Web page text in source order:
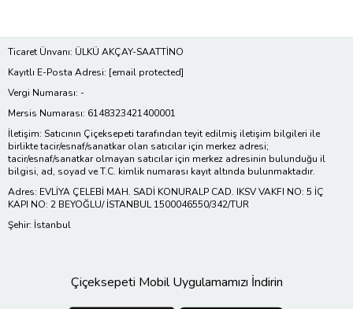
Ticaret Ünvanı: ÜLKÜ AKÇAY-SAATTİNO
Kayıtlı E-Posta Adresi: [email protected]
Vergi Numarası: -
Mersis Numarası: 6148323421400001
İletişim: Satıcının Çiçeksepeti tarafından teyit edilmiş iletişim bilgileri ile
birlikte tacir/esnaf/sanatkar olan satıcılar için merkez adresi;
tacir/esnaf/sanatkar olmayan satıcılar için merkez adresinin bulunduğu il
bilgisi, ad, soyad ve T.C. kimlik numarası kayıt altında bulunmaktadır.
Adres: EVLİYA ÇELEBİ MAH. SADİ KONURALP CAD. IKSV VAKFI NO: 5 İÇ
KAPI NO: 2 BEYOĞLU/ İSTANBUL 1500046550/342/TUR
Şehir: İstanbul
Çiçeksepeti Mobil Uygulamamızı İndirin